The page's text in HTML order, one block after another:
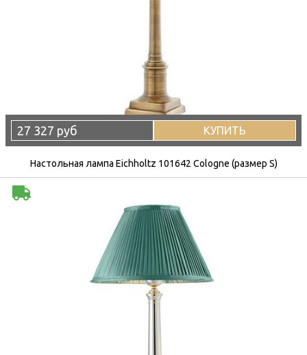
27 327 руб КУПИТЬ
Настольная лампа Eichholtz 101642 Cologne (размер S)